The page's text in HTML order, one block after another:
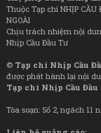
Thuộc Tạp chí NHỊP CẦU
NGOÀI
Chịu trách nhiệm nội
Nhịp Cầu Đầu Tư
© Tạp chí Nhịp Cầu
được phát hành lại nội
Tạp chí Nhịp Cầu Đầu
Tòa soạn: Số 2, ngách 11